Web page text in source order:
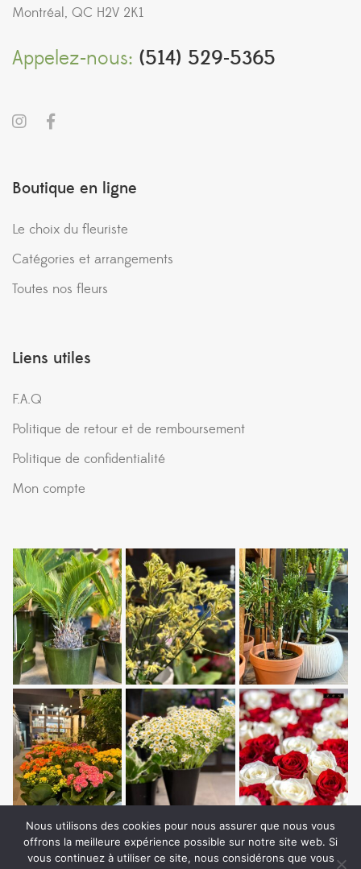
Montréal, QC H2V 2K1
Appelez-nous: (514) 529-5365
Boutique en ligne
Le choix du fleuriste
Catégories et arrangements
Toutes nos fleurs
Liens utiles
F.A.Q
Politique de retour et de remboursement
Politique de confidentialité
Mon compte
Nous utilisons des cookies pour nous assurer que nous vous
offrons la meilleure expérience possible sur notre site web. Si
vous continuez à utiliser ce site, nous considérons que vous